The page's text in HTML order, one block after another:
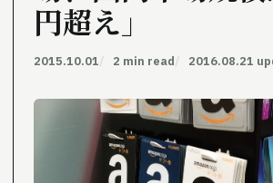
円超え」
2015.10.01 2 min read 2016.08.21